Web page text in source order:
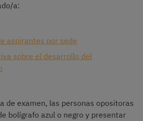
a:
aspirantes por sede
sobre el desarrollo del
de examen, las personas opositoras
bolígrafo azul o negro y presentar